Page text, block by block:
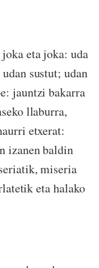
eta joka: uda
sustut; udan
jauntzi bakarra
llaburra,
etxerat:
izanen baldin
miseria
eta halako